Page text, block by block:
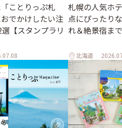
ことりっぷ札
でかけしたい注
【スタンプラリ
札幌の人気ホ
点にぴったり
れ＆絶景宿ま
北海道